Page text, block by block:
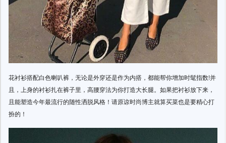
花衬衫搭配白色喇叭裤，无论是外穿还是作为内搭，都能帮你增加时髦指数!并
且，上身的衬衫扎在裤子里，高腰穿法为你打造大长腿。如果把衬衫放下来，
且能塑造今年最流行的随性洒脱风格！请原谅时尚博主就算买菜也是要精心打
扮的！